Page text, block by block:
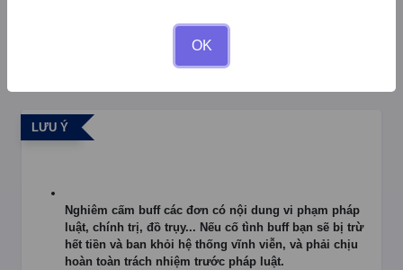
LƯU Ý
Nghiêm cấm buff các đơn có nội dung vi phạm pháp
luật, chính trị, đồ trụy... Nếu cố tình buff bạn sẽ bị trừ
hết tiền và ban khỏi hệ thống vĩnh viễn, và phải chịu
hoàn toàn trách nhiệm trước pháp luật.
OK